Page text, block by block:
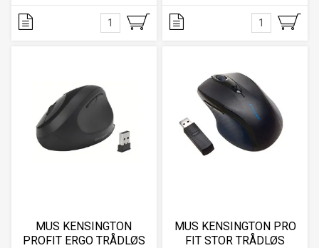
MUS KENSINGTON
PROFIT ERGO TRÅDLØS
MUS KENSINGTON PRO
FIT STOR TRÅDLØS